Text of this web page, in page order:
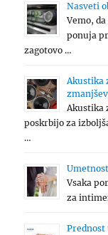
Nasveti
Vemo,
ponuja
zagotovo …
Akustika
Akustika
poskrbijo za
…
Vsaka
za